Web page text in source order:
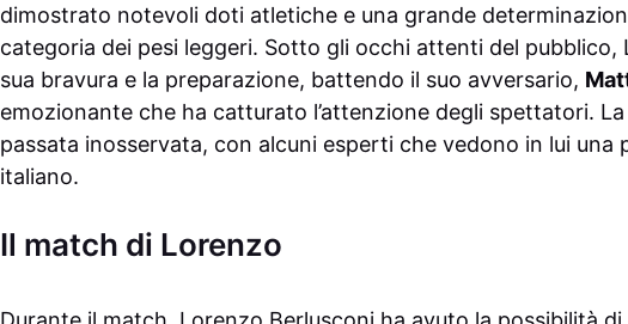
dimostrato notevoli doti atletiche e una grande
categoria dei pesi leggeri. Sotto gli occhi attenti del pubblico,
sua bravura e la preparazione, battendo il suo avversario,
emozionante che ha catturato l’attenzione degli spettatori.
passata inosservata, con alcuni esperti che vedono in lui una
italiano.
Il match di Lorenzo